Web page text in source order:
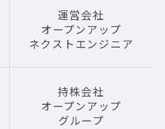
運営会社
オープンアップ
ネクストエンジニア
持株会社
オープンアップ
グループ